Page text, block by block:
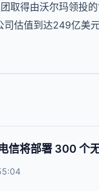
取得由沃尔玛领投
估值到达249亿美元
信将部署 300 个